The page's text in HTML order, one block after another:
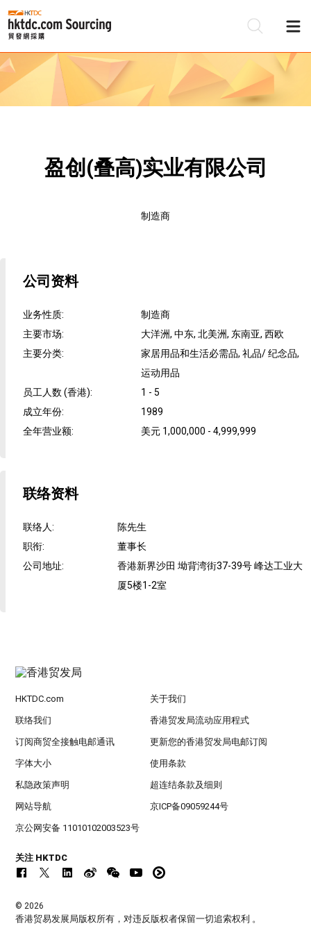
盈创(叠高)实业有限公司
制造商
公司资料
业务性质:
制造商
主要市场:
大洋洲, 中东, 北美洲, 东南亚, 西欧
主要分类:
家居用品和生活必需品, 礼品/ 纪念品,
运动用品
员工人数 (香港):
1 - 5
成立年份:
1989
全年营业额: 美元 1,000,000 - 4,999,999
联络资料
联络人:
陈先生
职衔:
董事长
公司地址:
香港新界沙田 坳背湾街37-39号 峰达工业大
厦5楼1-2室
HKTDC.com 关于我们
联络我们 香港贸发局流动应用程式
订阅商贸全接触电邮通讯 更新您的香港贸发局电邮订阅
字体大小 使用条款
私隐政策声明 超连结条款及细则
网站导航 京ICP备09059244号
京公网安备 11010102003523号
关注 HKTDC
© 2026
香港贸易发展局版权所有，对违反版权者保留一切追索权利 。